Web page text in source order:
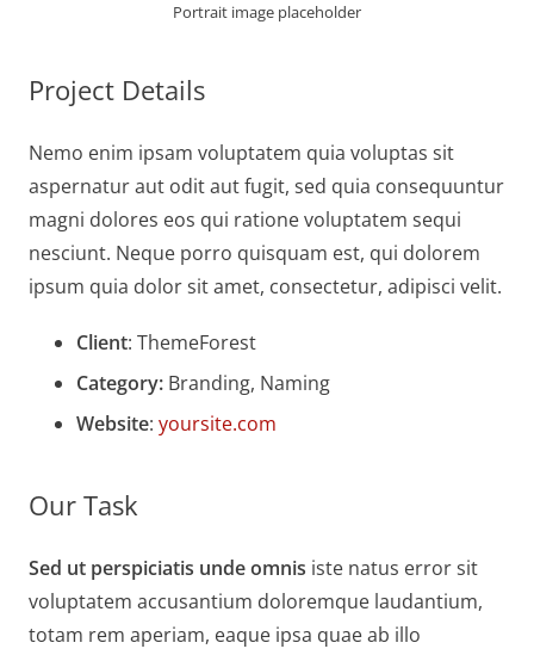
Portrait image placeholder
Project Details
Nemo enim ipsam voluptatem quia voluptas sit
aspernatur aut odit aut fugit, sed quia consequuntur
magni dolores eos qui ratione voluptatem sequi
nesciunt. Neque porro quisquam est, qui dolorem
ipsum quia dolor sit amet, consectetur, adipisci velit.
Client: ThemeForest
Category: Branding, Naming
Website: yoursite.com
Our Task
Sed ut perspiciatis unde omnis iste natus error sit
voluptatem accusantium doloremque laudantium,
totam rem aperiam, eaque ipsa quae ab illo